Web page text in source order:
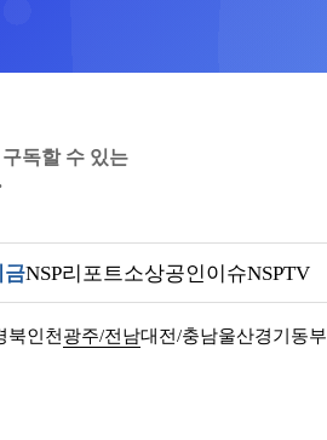
독할 수 있는
금NSP리포트소상공인이슈NSPTV
북인천 광주/전남대전/충남울산경기동부